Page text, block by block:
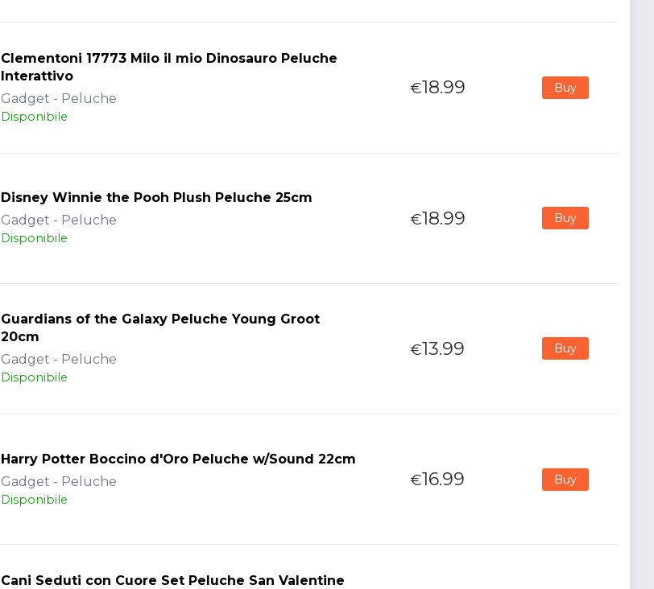
Clementoni 17773 Milo il mio Dinosauro Peluche
Interattivo
Gadget - Peluche
Disponibile
€18.99 Buy
Disney Winnie the Pooh Plush Peluche 25cm
Gadget - Peluche
Disponibile
€18.99 Buy
Guardians of the Galaxy Peluche Young Groot
20cm
Gadget - Peluche
Disponibile
€13.99 Buy
Harry Potter Boccino d'Oro Peluche w/Sound 22cm
Gadget - Peluche
Disponibile
€16.99 Buy
Cani Seduti con Cuore Set Peluche San Valentine